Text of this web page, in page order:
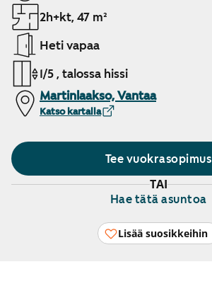
2h+kt, 47 m²
Heti vapaa
1/5 , talossa hissi
Martinlaakso, Vantaa
Katso kartalla
Tee vuokrasopimus
TAI
Hae tätä asuntoa
Lisää suosikkeihin